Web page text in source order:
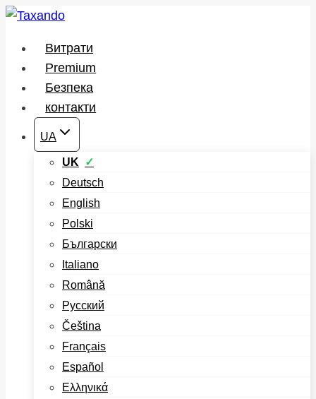
Перейти
вмісту
Витрати
Premium
Безпека
контакти
UA
UK
Deutsch
English
Polski
Български
Italiano
Română
Русский
Čeština
Français
Español
Ελληνικά